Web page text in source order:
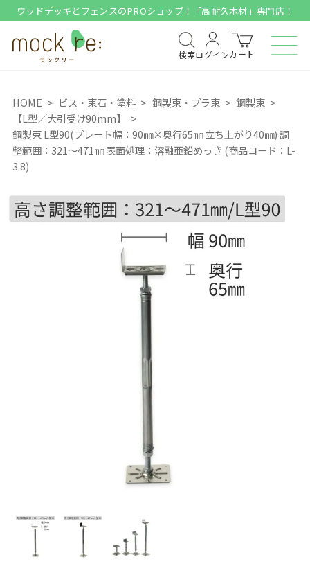
ウッドデッキとフェンスのPROショップ！「高耐久木材」専門店！
検索ログインカート
HOME ビス・束石・塗料 鋼製束・プラ束
鋼製束
【L型／大引受け90mm】
鋼製束 L型90(プレート幅：90㎜×奥行65㎜ 立ち上がり40㎜) 調
整範囲：321～471㎜ 表面処理：溶融亜鉛めっき (商品コード：L-
3.8)